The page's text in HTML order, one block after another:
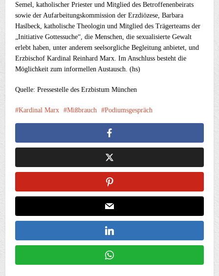
Semel, katholischer Priester und Mitglied des Betroffenenbeirats
sowie der Aufarbeitungskommission der Erzdiözese, Barbara
Haslbeck, katholische Theologin und Mitglied des Trägerteams der
„Initiative Gottessuche“, die Menschen, die sexualisierte Gewalt
erlebt haben, unter anderem seelsorgliche Begleitung anbietet, und
Erzbischof Kardinal Reinhard Marx. Im Anschluss besteht die
Möglichkeit zum informellen Austausch. (hs)
Quelle: Pressestelle des Erzbistum München
Kardinal Marx Mißbrauch Podiumsgespräch